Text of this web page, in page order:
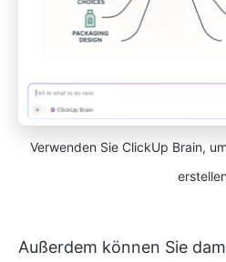
Verwenden Sie ClickUp Brain,
Außerdem können Sie